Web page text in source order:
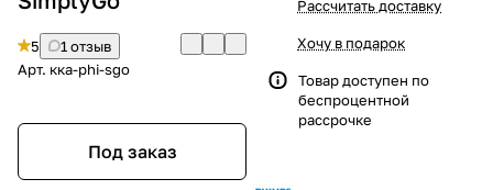
5
1 отзыв
Арт. кка-phi-sgo
Под заказ
Рассчитать доставку
Хочу в подарок
Товар доступен по
беспроцентной
рассрочке